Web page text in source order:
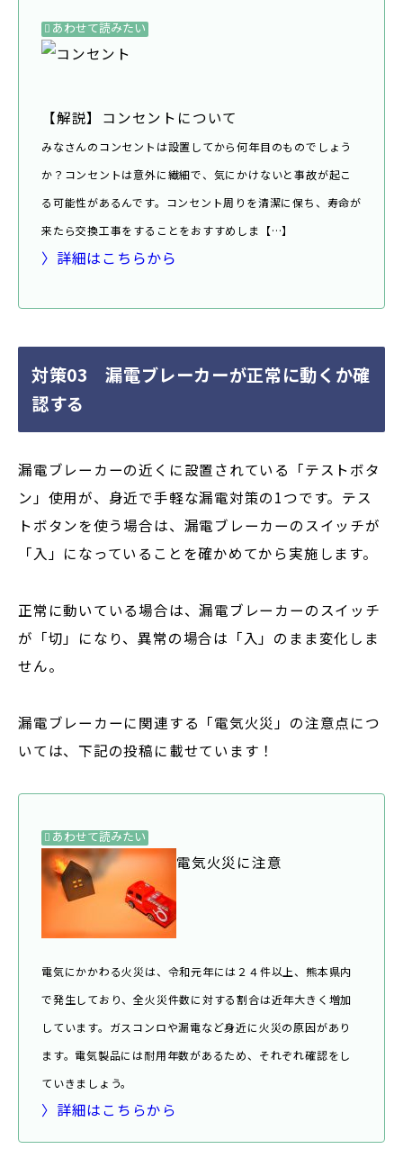
あわせて読みたい
【解説】コンセントについて
みなさんのコンセントは設置してから何年目のものでしょう
か？コンセントは意外に繊細で、気にかけないと事故が起こ
る可能性があるんです。コンセント周りを清潔に保ち、寿命が
来たら交換工事をすることをおすすめしま【…】
〉詳細はこちらから
対策03 漏電ブレーカーが正常に動くか確
認する
漏電ブレーカーの近くに設置されている「テストボタ
ン」使用が、身近で手軽な漏電対策の1つです。テス
トボタンを使う場合は、漏電ブレーカーのスイッチが
「入」になっていることを確かめてから実施します。
正常に動いている場合は、漏電ブレーカーのスイッチ
が「切」になり、異常の場合は「入」のまま変化しま
せん。
漏電ブレーカーに関連する「電気火災」の注意点につ
いては、下記の投稿に載せています！
あわせて読みたい
電気火災に注意
電気にかかわる火災は、令和元年には２４件以上、熊本県内
で発生しており、全火災件数に対する割合は近年大きく増加
しています。ガスコンロや漏電など身近に火災の原因があり
ます。電気製品には耐用年数があるため、それぞれ確認をし
ていきましょう。
〉詳細はこちらから